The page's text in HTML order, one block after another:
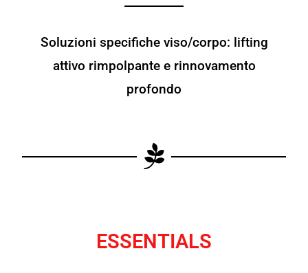
Soluzioni specifiche viso/corpo: lifting
attivo rimpolpante e rinnovamento
profondo
ESSENTIALS